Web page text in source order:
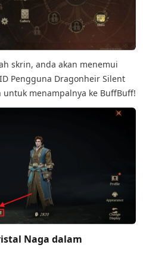
skrin, anda akan menemui
Pengguna Dragonheir Silent
menampalnya ke BuffBuff!
Naga dalam